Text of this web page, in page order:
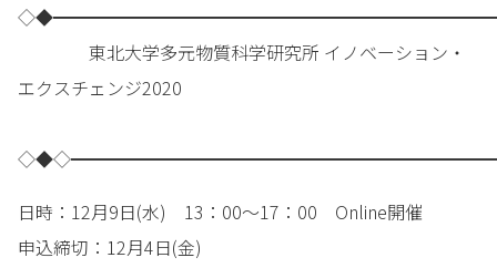
東北大学多元物質科学研究所 イノベーション・
エクスチェンジ2020
日時：12月9日(水) 13：00～17：00 Online開催
申込締切：12月4日(金)